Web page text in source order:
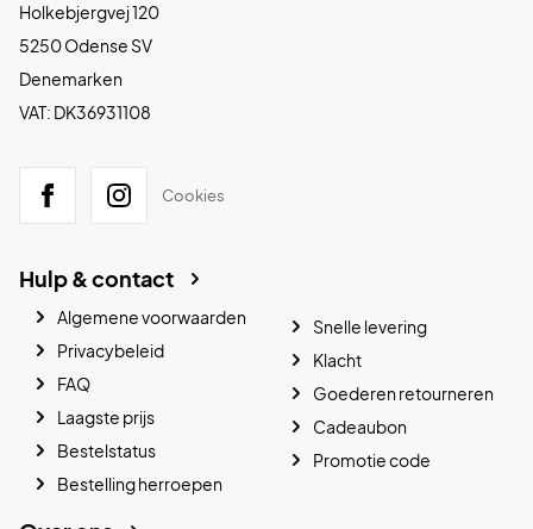
Holkebjergvej 120
5250 Odense SV
Denemarken
VAT: DK36931108
Cookies
Hulp & contact
Algemene voorwaarden
Privacybeleid
FAQ
Laagste prijs
Bestelstatus
Bestelling herroepen
Snelle levering
Klacht
Goederen retourneren
Cadeaubon
Promotie code